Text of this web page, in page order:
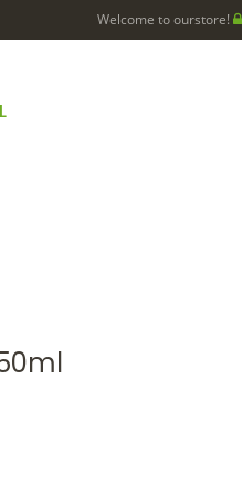
Welcome to ourstore!